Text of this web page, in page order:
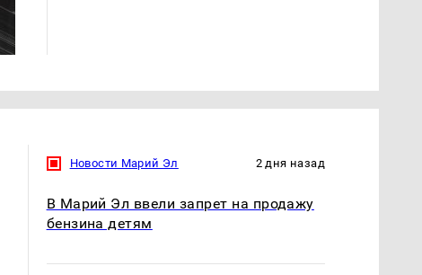
Новости Марий Эл 2 дня назад
В Марий Эл ввели запрет на продажу
бензина детям